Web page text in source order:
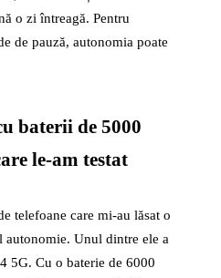
o zi întreagă. Pentru
de pauză, autonomia poate
baterii de 5000
le-am testat
telefoane care mi-au lăsat o
Unul dintre ele a
5G. Cu o baterie de 6000